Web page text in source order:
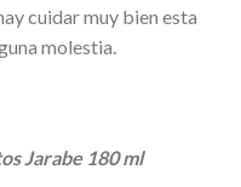
cuidar muy bien esta
molestia.
Jarabe 180 ml